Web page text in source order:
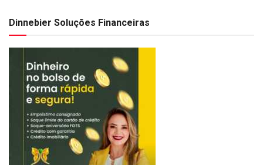
Dinnebier Soluções Financeiras